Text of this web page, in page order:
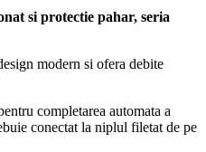
si protectie pahar, seria
modern si ofera debite
completarea automata a
conectat la niplul filetat de pe